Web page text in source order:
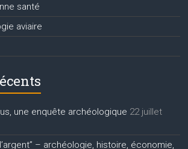
santé
aviaire
une enquête archéologique 22 juillet
– archéologie, histoire, économie,